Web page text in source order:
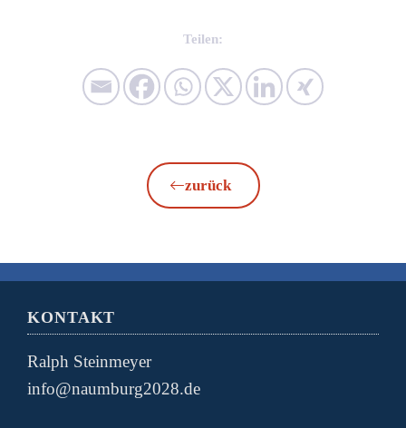
Teilen:
zurück
KONTAKT
Ralph Steinmeyer
info@naumburg2028.de